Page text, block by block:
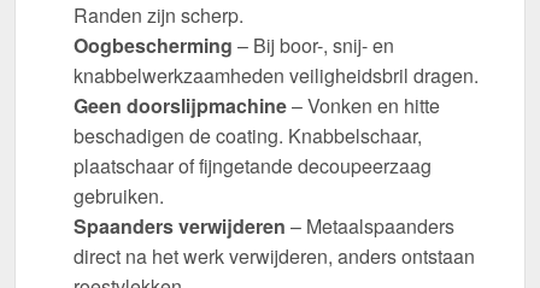
Randen zijn scherp.
Oogbescherming – Bij boor-, snij- en
knabbelwerkzaamheden veiligheidsbril dragen.
Geen doorslijpmachine– Vonken en hitte
beschadigen de coating. Knabbelschaar,
plaatschaar of fijngetande decoupeerzaag
gebruiken.
Spaanders verwijderen – Metaalspaanders
direct na het werk verwijderen, anders ontstaan